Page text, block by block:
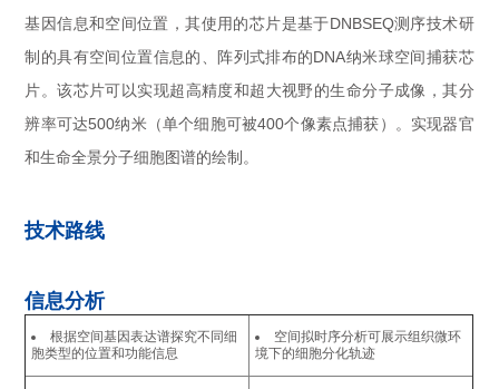
基因信息和空间位置，其使用的芯片是基于DNBSEQ测序技术研
制的具有空间位置信息的、阵列式排布的DNA纳米球空间捕获芯
片。该芯片可以实现超高精度和超大视野的生命分子成像，其分
辨率可达500纳米（单个细胞可被400个像素点捕获）。实现器官
和生命全景分子细胞图谱的绘制。
技术路线
信息分析
根据空间基因表达谱探究不同细
胞类型的位置和功能信息
空间拟时序分析可展示组织微环
境下的细胞分化轨迹